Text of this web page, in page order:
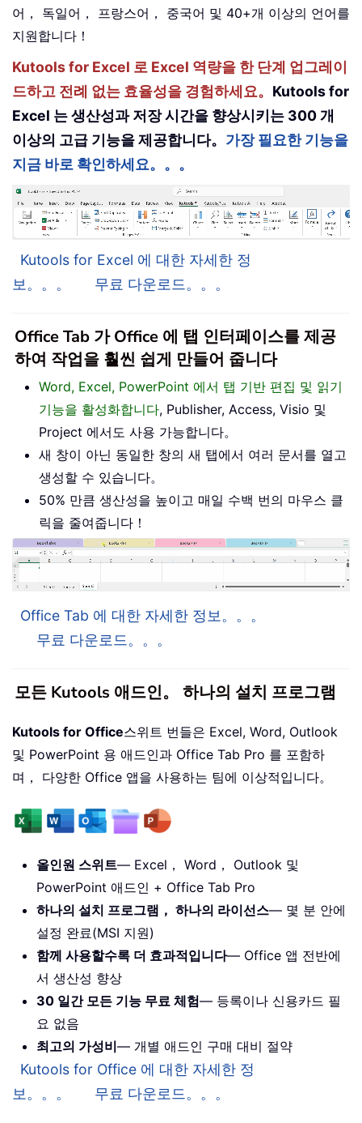
어， 독일어， 프랑스어， 중국어 및 40+개 이상의 언어를
지원합니다！
Kutools for Excel 로 Excel 역량을 한 단계 업그레이
드하고 전례 없는 효율성을 경험하세요。 Kutools for
Excel 는 생산성과 저장 시간을 향상시키는 300 개
이상의 고급 기능을 제공합니다。 가장 필요한 기능을
지금 바로 확인하세요。。。
Kutools for Excel 에 대한 자세한 정
보。。。
무료 다운로드。。。
Office Tab 가 Office 에 탭 인터페이스를 제공
하여 작업을 훨씬 쉽게 만들어 줍니다
Word, Excel, PowerPoint 에서 탭 기반 편집 및 읽기
기능을 활성화합니다, Publisher, Access, Visio 및
Project 에서도 사용 가능합니다。
새 창이 아닌 동일한 창의 새 탭에서 여러 문서를 열고
생성할 수 있습니다。
50% 만큼 생산성을 높이고 매일 수백 번의 마우스 클
릭을 줄여줍니다！
Office Tab 에 대한 자세한 정보。。。
무료 다운로드。。。
모든 Kutools 애드인。 하나의 설치 프로그램
Kutools for Office스위트 번들은 Excel, Word, Outlook
및 PowerPoint 용 애드인과 Office Tab Pro 를 포함하
며， 다양한 Office 앱을 사용하는 팀에 이상적입니다。
올인원 스위트— Excel， Word， Outlook 및
PowerPoint 애드인 + Office Tab Pro
하나의 설치 프로그램， 하나의 라이선스— 몇 분 안에
설정 완료(MSI 지원)
함께 사용할수록 더 효과적입니다— Office 앱 전반에
서 생산성 향상
30 일간 모든 기능 무료 체험— 등록이나 신용카드 필
요 없음
최고의 가성비— 개별 애드인 구매 대비 절약
Kutools for Office 에 대한 자세한 정
보。。。
무료 다운로드。。。